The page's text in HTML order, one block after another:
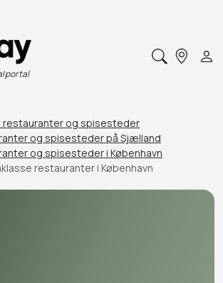
restauranter og spisesteder
og spisesteder på Sjælland
og spisesteder i København
restauranter i København